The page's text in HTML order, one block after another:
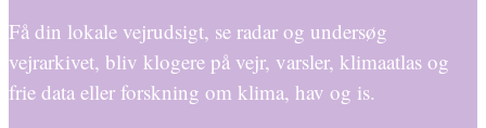
Få din lokale vejrudsigt, se radar og undersøg
vejrarkivet, bliv klogere på vejr, varsler, klimaatlas og
frie data eller forskning om klima, hav og is.